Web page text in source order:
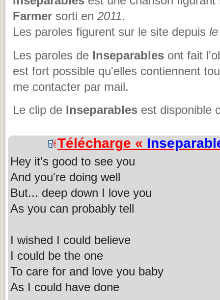
Farmer sorti en 2011.
Les paroles figurent sur le site depuis
Les paroles de Inseparables ont fait
est fort possible qu'elles contiennent
me contacter par mail.
Le clip de Inseparables est disponible
Télécharge «
Hey it's good to see you
And you're doing well
But... deep down I love you
As you can probably tell
I wished I could believe
I could be the one
To care for and love you baby
As I could have done